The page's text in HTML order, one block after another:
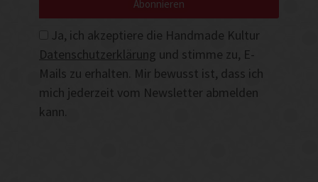
Ja, ich akzeptiere die Handmade Kultur
Datenschutzerklärung und stimme zu, E-
Mails zu erhalten. Mir bewusst ist, dass ich
mich jederzeit vom Newsletter abmelden
kann.
Abonnieren